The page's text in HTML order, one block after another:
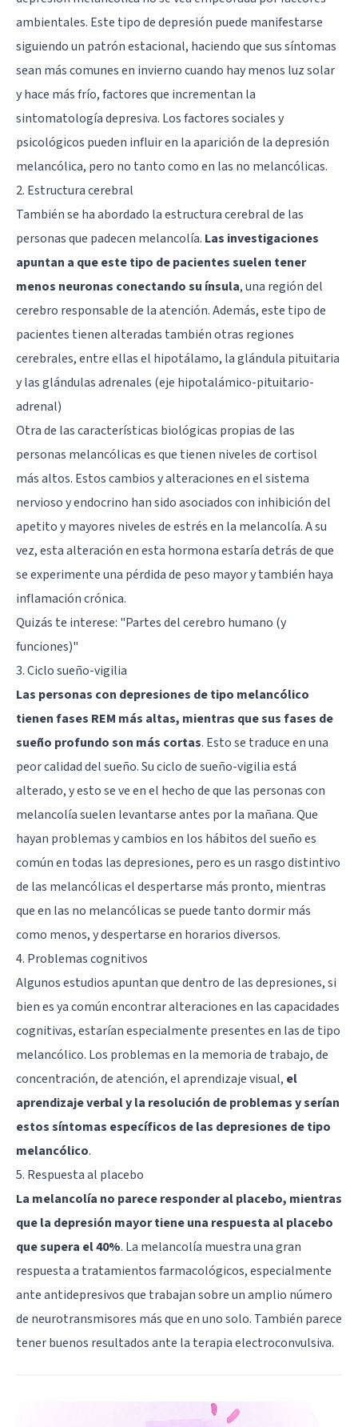
ambientales. Este tipo de depresión puede manifestarse
siguiendo un patrón estacional, haciendo que sus síntomas
sean más comunes en invierno cuando hay menos luz solar
y hace más frío, factores que incrementan la
sintomatología depresiva. Los factores sociales y
psicológicos pueden influir en la aparición de la depresión
melancólica, pero no tanto como en las no melancólicas.
2. Estructura cerebral
También se ha abordado la estructura cerebral de las
personas que padecen melancolía. Las investigaciones
apuntan a que este tipo de pacientes suelen tener
menos neuronas conectando su ínsula, una región del
cerebro responsable de la atención. Además, este tipo de
pacientes tienen alteradas también otras regiones
cerebrales, entre ellas el hipotálamo, la glándula pituitaria
y las glándulas adrenales (eje hipotalámico-pituitario-
adrenal)
Otra de las características biológicas propias de las
personas melancólicas es que tienen niveles de cortisol
más altos. Estos cambios y alteraciones en el sistema
nervioso y endocrino han sido asociados con inhibición del
apetito y mayores niveles de estrés en la melancolía. A su
vez, esta alteración en esta hormona estaría detrás de que
se experimente una pérdida de peso mayor y también haya
inflamación crónica.
Quizás te interese: "Partes del cerebro humano (y
funciones)"
3. Ciclo sueño-vigilia
Las personas con depresiones de tipo melancólico
tienen fases REM más altas, mientras que sus fases de
sueño profundo son más cortas. Esto se traduce en una
peor calidad del sueño. Su ciclo de sueño-vigilia está
alterado, y esto se ve en el hecho de que las personas con
melancolía suelen levantarse antes por la mañana. Que
hayan problemas y cambios en los hábitos del sueño es
común en todas las depresiones, pero es un rasgo distintivo
de las melancólicas el despertarse más pronto, mientras
que en las no melancólicas se puede tanto dormir más
como menos, y despertarse en horarios diversos.
4. Problemas cognitivos
Algunos estudios apuntan que dentro de las depresiones, si
bien es ya común encontrar alteraciones en las capacidades
cognitivas, estarían especialmente presentes en las de tipo
melancólico. Los problemas en la memoria de trabajo, de
concentración, de atención, el aprendizaje visual, el
aprendizaje verbal y la resolución de problemas y serían
estos síntomas específicos de las depresiones de tipo
melancólico.
5. Respuesta al placebo
La melancolía no parece responder al placebo, mientras
que la depresión mayor tiene una respuesta al placebo
que supera el 40%. La melancolía muestra una gran
respuesta a tratamientos farmacológicos, especialmente
ante antidepresivos que trabajan sobre un amplio número
de neurotransmisores más que en uno solo. También parece
tener buenos resultados ante la terapia electroconvulsiva.